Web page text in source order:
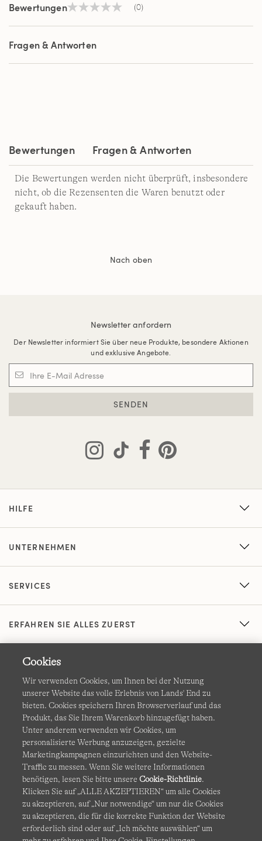
BewertungenKein
Link
derselben
(0)
Fragen & Antworten
Bewertungen Fragen & Antworten
Die Bewertungen werden nicht überprüft, insbesondere
nicht, ob die Rezensenten die Waren benutzt oder
gekauft haben.
Nach oben
Newsletter anfordern
Der Newsletter informiert Sie über neue Produkte, besondere Aktionen
und exklusive Angebote.
SENDEN
HILFE
UNTERNEHMEN
SERVICES
ERFAHREN SIE ALLES ZUERST
AGB Datenschutz & Sicherheit
Cookies Ich möchte auswählen Barrierefreiheit
Site Map Internationale Websites
Diese Website ist durch reCAPTCHA geschützt. Es gelten die
Datenschutzerklärung undNutzungsbedingungenvon
Google.
Cookies
Wir verwenden Cookies, um Ihnen bei der Nutzung
unserer Website das volle Erlebnis von Lands' End zu
bieten. Cookies speichern Ihren Browserverlauf und das
Produkt, das Sie Ihrem Warenkorb hinzugefügt haben.
Unter anderem verwenden wir Cookies, um
personalisierte Werbung anzuzeigen, gezielte
Marketingkampagnen einzurichten und den Website-
Traffic zu messen. Wenn Sie weitere Informationen
benötigen, lesen Sie bitte unsereCookie-Richtlinie.
Klicken Sie auf „ALLE AKZEPTIEREN“ um alle Cookies
zu akzeptieren, auf „Nur notwendige“ um nur die Cookies
zu akzeptieren, die für die korrekte Funktion der Website
erforderlich sind oder auf „Ich möchte auswählen“ um